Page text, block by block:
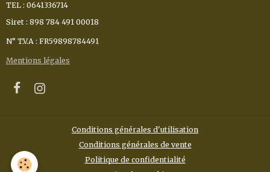
TEL : 0641336714
Siret : 898 784 491 00018
N° T.V.A : FR59898784491
Mentions légales
Conditions générales d'utilisation
Conditions générales de vente
Politique de confidentialité